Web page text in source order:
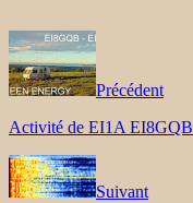
Précédent
Activité de EI1A EI8GQB
Suivant